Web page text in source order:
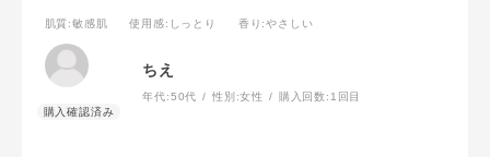
肌質:敏感肌 使用感:しっとり 香り :やさしい
ちえ
年代:50代 性別:女性 購入回数: 1回目